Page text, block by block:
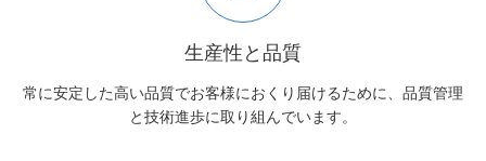
生産性と品質
常に安定した高い品質でお客様におくり届けるために、品質管理
と技術進歩に取り組んでいます。